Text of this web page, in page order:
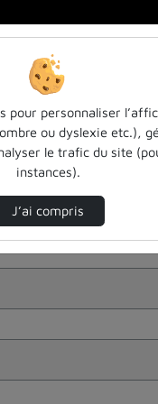
pour personnaliser
ou dyslexie etc.),
le trafic du site
instances).
J’ai compris